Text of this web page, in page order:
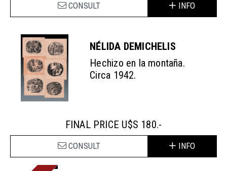
CONSULT INFO
NÉLIDA DEMICHELIS
Hechizo en la montaña.
Circa 1942.
FINAL PRICE U$S 180.-
CONSULT INFO